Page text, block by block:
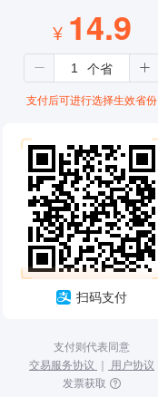
¥ 14.9
支付后可进行选择生效省份
扫码支付
支付则代表同意
交易服务协议 ｜ 用户协议
发票获取